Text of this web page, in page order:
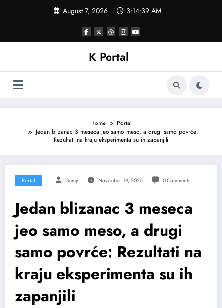
August 7, 2026 3:14:41 AM
K Portal
Home
Portal
Jedan blizanac 3 meseca jeo samo meso, a drugi samo povrće:
Rezultati na kraju eksperimenta su ih zapanjili
Portal Samy November 19, 2025 0 Comments
Jedan blizanac 3 meseca
jeo samo meso, a drugi
samo povrće: Rezultati na
kraju eksperimenta su ih
zapanjili